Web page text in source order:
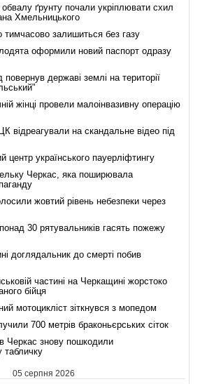
ґрунту почали укріплювати схил
Хмельницького
тимчасово залишиться без газу
оформили новий паспорт одразу
державі землі на території
жінці провели малоінвазивну операцію
відреагували на скандальне відео під
центр українського пауерліфтингу
Черкас, яка поширювала
жовтий рівень небезпеки через
30 рятувальників гасять пожежу
доглядальник до смерті побив
частині на Черкащині жорстоко
бійця
мотоцикліст зіткнувся з мопедом
700 метрів браконьєрських сіток
Черкас знову пошкодили
табличку
05 серпня 2026